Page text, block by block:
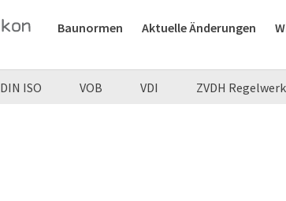
Baunormen Aktuelle Änderungen
DIN ISO VOB VDI ZVDH Regelwerk